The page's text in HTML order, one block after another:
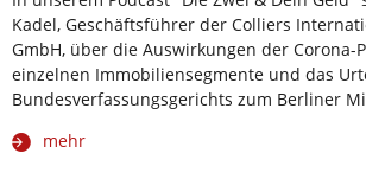
Kadel, Geschäftsführer der Colliers
GmbH, über die Auswirkungen der Corona-
einzelnen Immobiliensegmente und das
Bundesverfassungsgerichts zum Berliner
mehr